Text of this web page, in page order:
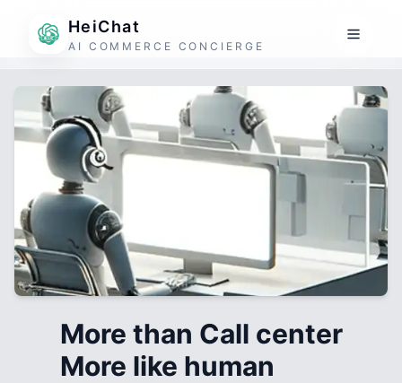
HeiChat
AI COMMERCE CONCIERGE
More than Call center
More like human